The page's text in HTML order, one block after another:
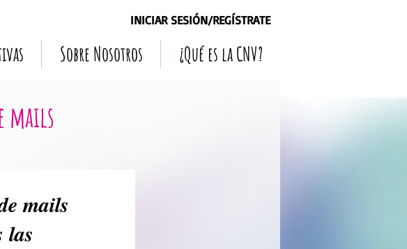
INICIAR SESIÓN/REGÍSTRATE
Sobre Nosotros ¿Qué es la CNV?
mails
mails
las